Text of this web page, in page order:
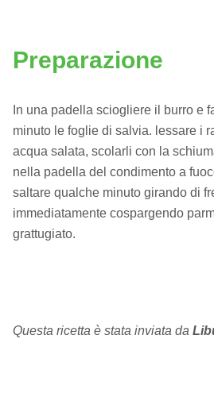
Preparazione
In una padella sciogliere il burro e
minuto le foglie di salvia. lessare i
acqua salata, scolarli con la
nella padella del condimento a
saltare qualche minuto girando di
immediatamente cospargendo
grattugiato.
Questa ricetta è stata inviata da